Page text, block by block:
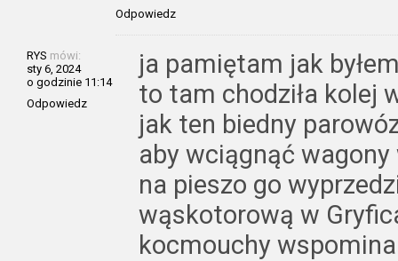
Odpowiedz
RYS mówi:
sty 6, 2024
o godzinie 11:14
Odpowiedz
ja pamiętam jak
to tam chodziła kolej
jak ten biedny
aby wciągnąć wagony
na pieszo go
wąskotorową w
kocmouchy